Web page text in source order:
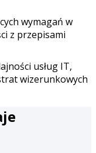
wymagań w
z przepisami
usług IT,
wizerunkowych